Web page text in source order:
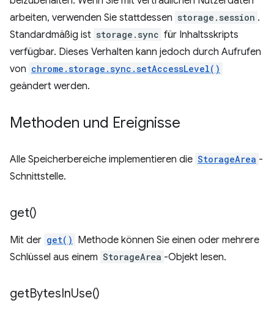
arbeiten, verwenden Sie stattdessen storage.session .
Standardmäßig ist storage.sync für Inhaltsskripts
verfügbar. Dieses Verhalten kann jedoch durch Aufrufen
von chrome.storage.sync.setAccessLevel()
geändert werden.
Methoden und Ereignisse
Alle Speicherbereiche implementieren die StorageArea -
Schnittstelle.
get()
Mit der get() Methode können Sie einen oder mehrere
Schlüssel aus einem StorageArea -Objekt lesen.
getBytesInUse()